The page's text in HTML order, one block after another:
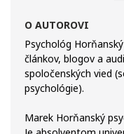
O AUTOROVI
Psychológ
článkov, blogov a
spoločenských vied
psychológie).
Marek Horňanský